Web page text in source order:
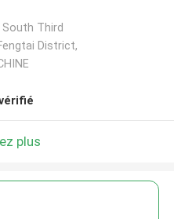
South Third
District,
plus